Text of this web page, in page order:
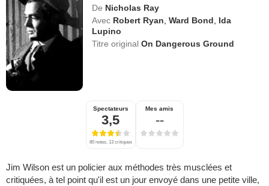
De Nicholas Ray
Avec Robert Ryan ,Ward Bond
Ida
Lupino
Titre originalOn Dangerous Ground
Spectateurs
3,5
80 notes, 13 critiques
Mes amis
--
Jim Wilson est un policier aux méthodes très musclées et
critiquées, à tel point qu'il est un jour envoyé dans une petite ville,